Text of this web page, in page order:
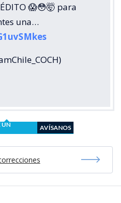
😱😳🤯 para
una…
UN
AVÍSANOS